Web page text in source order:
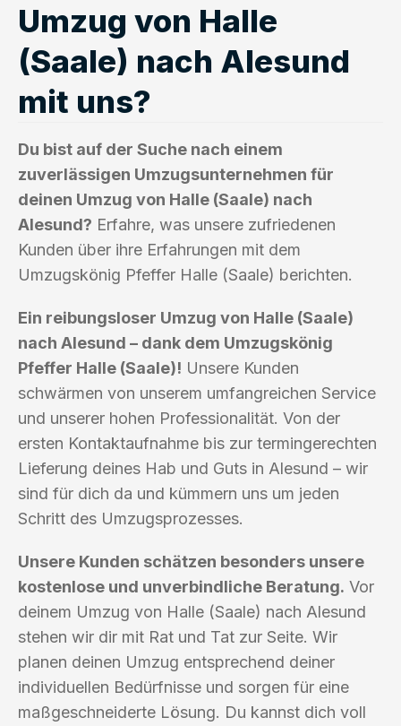
Umzug von Halle
(Saale) nach Alesund
mit uns?
Du bist auf der Suche nach einem
zuverlässigen Umzugsunternehmen für
deinen Umzug von Halle (Saale) nach
Alesund? Erfahre, was unsere zufriedenen
Kunden über ihre Erfahrungen mit dem
Umzugskönig Pfeffer Halle (Saale) berichten.
Ein reibungsloser Umzug von Halle (Saale)
nach Alesund – dank dem Umzugskönig
Pfeffer Halle (Saale)! Unsere Kunden
schwärmen von unserem umfangreichen Service
und unserer hohen Professionalität. Von der
ersten Kontaktaufnahme bis zur termingerechten
Lieferung deines Hab und Guts in Alesund – wir
sind für dich da und kümmern uns um jeden
Schritt des Umzugsprozesses.
Unsere Kunden schätzen besonders unsere
kostenlose und unverbindliche Beratung. Vor
deinem Umzug von Halle (Saale) nach Alesund
stehen wir dir mit Rat und Tat zur Seite. Wir
planen deinen Umzug entsprechend deiner
individuellen Bedürfnisse und sorgen für eine
maßgeschneiderte Lösung. Du kannst dich voll